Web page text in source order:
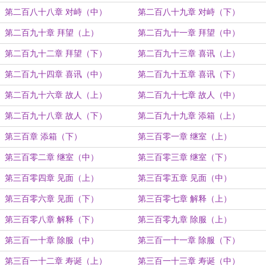
第二百八十八章 对峙（中） 第二百八十九章 对峙（下）
第二百九十章 拜望（上） 第二百九十一章 拜望（中）
第二百九十二章 拜望（下） 第二百九十三章 喜讯（上）
第二百九十四章 喜讯（中） 第二百九十五章 喜讯（下）
第二百九十六章 故人（上） 第二百九十七章 故人（中）
第二百九十八章 故人（下） 第二百九十九章 添箱（上）
第三百章 添箱（下） 第三百零一章 继室（上）
第三百零二章 继室（中） 第三百零三章 继室（下）
第三百零四章 见面（上） 第三百零五章 见面（中）
第三百零六章 见面（下） 第三百零七章 解释（上）
第三百零八章 解释（下） 第三百零九章 除服（上）
第三百一十章 除服（中） 第三百一十一章 除服（下）
第三百一十二章 寿诞（上） 第三百一十三章 寿诞（中）